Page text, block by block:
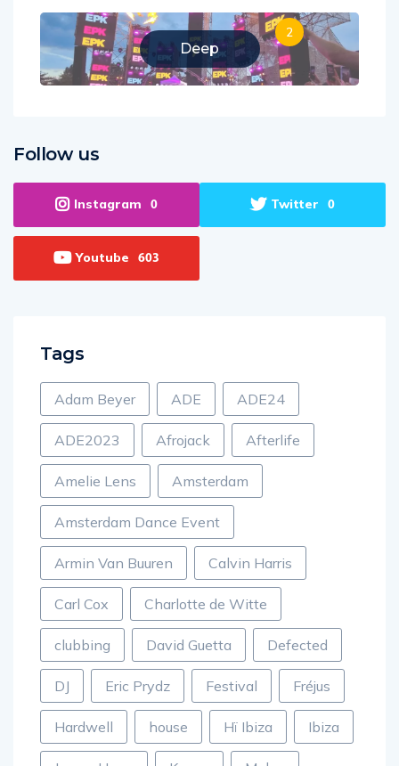
Deep
2
Follow us
Instagram 0 Twitter 0
Youtube 603
Tags
Adam Beyer ADE ADE24
ADE2023 Afrojack Afterlife
Amelie Lens Amsterdam
Amsterdam Dance Event
Armin Van Buuren Calvin Harris
Carl Cox Charlotte de Witte
clubbing David Guetta Defected
DJ Eric Prydz Festival Fréjus
Hardwell house Hï Ibiza Ibiza